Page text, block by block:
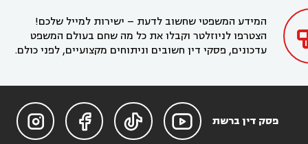
המידע המשפטי שחשוב לדעת – ישירות למייל שלכם!
הצטרפו לניוזלטר וקבלו את כל מה שחם בעולם המשפט
עדכונים, פסקי דין חשובים וניתוחים מקצועיים, לפני כולם.
פסק דין ברשת 


